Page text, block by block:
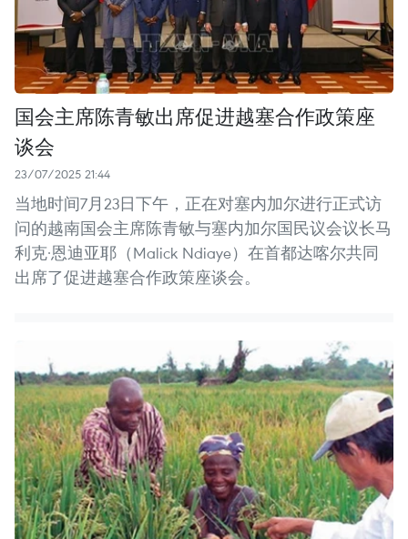
国会主席陈青敏出席促进越塞合作政策座
谈会
23/07/2025 21:44
当地时间7月23日下午，正在对塞内加尔进行正式访
问的越南国会主席陈青敏与塞内加尔国民议会议长马
利克·恩迪亚耶（Malick Ndiaye）在首都达喀尔共同
出席了促进越塞合作政策座谈会。